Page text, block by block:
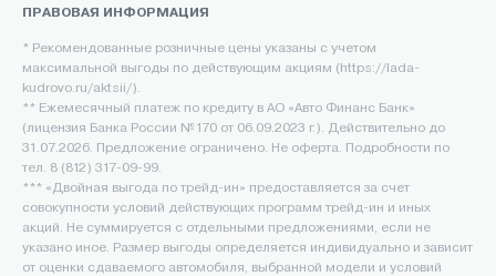
ПРАВОВАЯ ИНФОРМАЦИЯ
* Рекомендованные розничные цены указаны с учетом
максимальной выгоды по действующим акциям (https://lada-
kudrovo.ru/aktsii/).
** Ежемесячный платеж по кредиту в АО «Авто Финанс Банк»
(лицензия Банка России №170 от 06.09.2023 г.). Действительно до
31.07.2026. Предложение ограничено. Не оферта. Подробности по
тел. 8 (812) 317-09-99.
*** «Двойная выгода по трейд-ин» предоставляется за счет
совокупности условий действующих программ трейд-ин и иных
акций. Не суммируется с отдельными предложениями, если не
указано иное. Размер выгоды определяется индивидуально и зависит
от оценки сдаваемого автомобиля, выбранной модели и условий